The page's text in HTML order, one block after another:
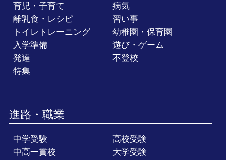
育児・子育て
病気
離乳食・レシピ
習い事
トイレトレーニング
幼稚園・保育園
入学準備
遊び・ゲーム
発達
不登校
特集
進路・職業
中学受験
高校受験
中高一貫校
大学受験